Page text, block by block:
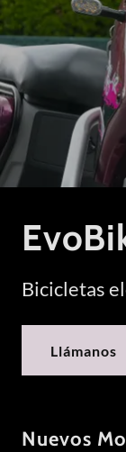
Bicicletas
Llámanos
Nuevos